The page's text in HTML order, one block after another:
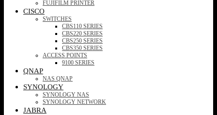
FUJIFILM PRINTER
CISCO
SWITCHES
CBS110 SERIES
CBS220 SERIES
CBS250 SERIES
CBS350 SERIES
ACCESS POINTS
9100 SERIES
QNAP
NAS QNAP
SYNOLOGY
SYNOLOGY NAS
SYNOLOGY NETWORK
JABRA